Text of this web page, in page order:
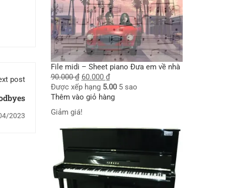
post
2023
File midi – Sheet piano Đưa em về nhà
90.000₫ 60.000 ₫
Được xếp hạng 5.005 sao
Thêm vào giỏ hàng
Giảm giá!